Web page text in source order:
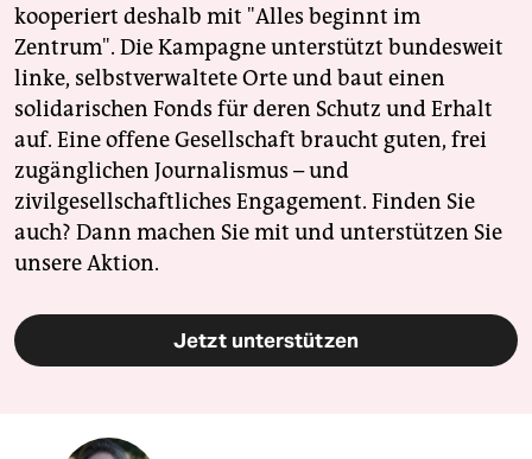
kooperiert deshalb mit "Alles beginnt im
Zentrum". Die Kampagne unterstützt bundesweit
linke, selbstverwaltete Orte und baut einen
solidarischen Fonds für deren Schutz und Erhalt
auf. Eine offene Gesellschaft braucht guten, frei
zugänglichen Journalismus – und
zivilgesellschaftliches Engagement. Finden Sie
auch? Dann machen Sie mit und unterstützen Sie
unsere Aktion.
Jetzt unterstützen